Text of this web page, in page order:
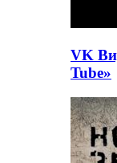
VK
Tube»